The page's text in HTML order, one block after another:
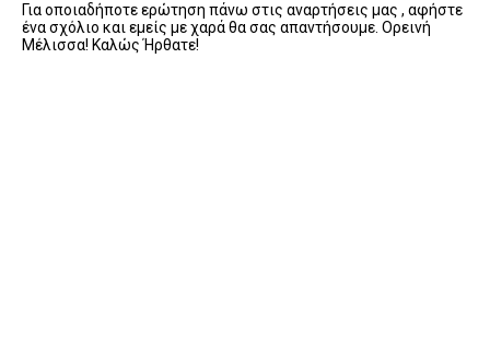
Για οποιαδήποτε ερώτηση πάνω στις αναρτήσεις μας , αφήστε
ένα σχόλιο και εμείς με χαρά θα σας απαντήσουμε. Ορεινή
Μέλισσα! Καλώς Ήρθατε!